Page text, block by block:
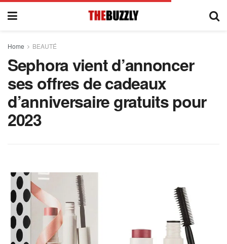
Home BEAUTÉ
Sephora vient d’annoncer
ses offres de cadeaux
d’anniversaire gratuits pour
2023